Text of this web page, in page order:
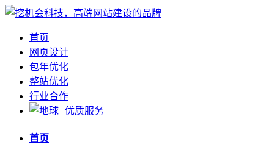
首页
网页设计
包年优化
整站优化
行业合作
优质服务
首页